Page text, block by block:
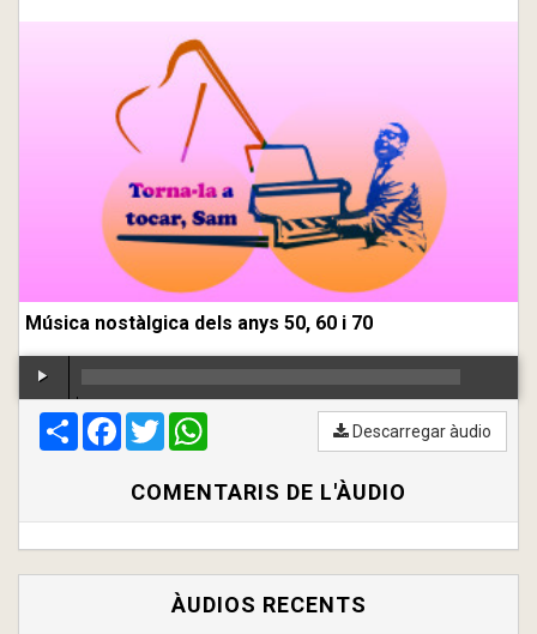
Música nostàlgica dels anys 50, 60 i 70
00:00/ 00:00
CompartirFacebook
Twitter Descarregar àudio
COMENTARIS DE L'ÀUDIO
ÀUDIOS RECENTS